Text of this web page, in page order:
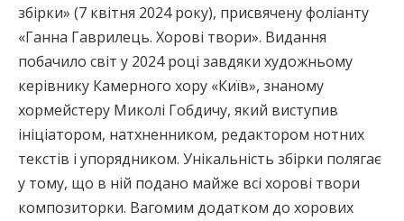
збірки» (7 квітня 2024 року), присвячену фоліанту
«Ганна Гаврилець. Хорові твори». Видання
побачило світ у 2024 році завдяки художньому
керівнику Камерного хору «Київ», знаному
хормейстеру Миколі Гобдичу, який виступив
ініціатором, натхненником, редактором нотних
текстів і упорядником. Унікальність збірки полягає
у тому, що в ній подано майже всі хорові твори
композиторки. Вагомим додатком до хорових